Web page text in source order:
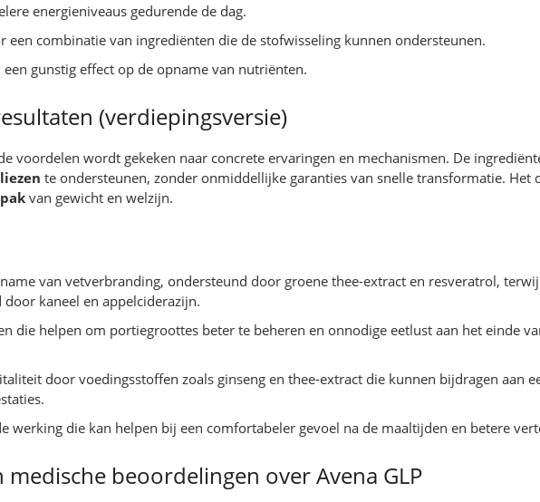
energieniveaus gedurende de dag.
combinatie van ingrediënten die de stofwisseling kunnen ondersteunen.
gunstig effect op de opname van nutriënten.
(verdiepingsversie)
voordelen wordt gekeken naar concrete ervaringen en mechanismen. De
te ondersteunen, zonder onmiddellijke garanties van snelle transformatie. Het
van gewicht en welzijn.
van vetverbranding, ondersteund door groene thee-extract en resveratrol,
kaneel en appelciderazijn.
die helpen om portiegroottes beter te beheren en onnodige eetlust aan het einde
door voedingsstoffen zoals ginseng en thee-extract die kunnen bijdragen aan
werking die kan helpen bij een comfortabeler gevoel na de maaltijden en betere
beoordelingen over Avena GLP